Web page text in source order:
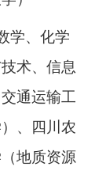
学、化学
术、信息
通运输工
、四川农
地质资源